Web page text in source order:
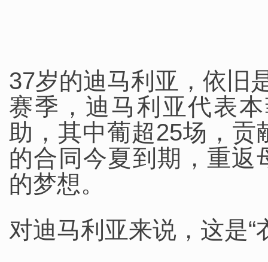
37岁的迪马利亚，依旧
赛季，迪马利亚代表
助，其中葡超25场，贡
的合同今夏到期，重返
的梦想。
对迪马利亚来说，这是“